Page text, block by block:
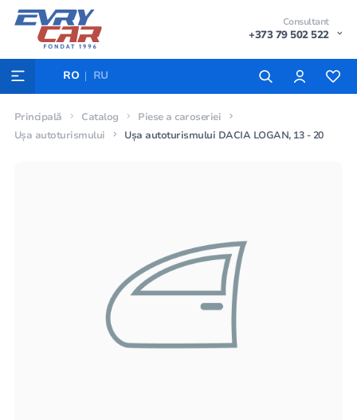
Consultant
+373 79 502 522
RO RU
Principală Catalog
Piese a caroseriei
Ușa autoturismului
Ușa autoturismului DACIA LOGAN, 13 - 20